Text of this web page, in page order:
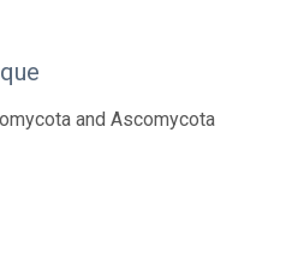
and Ascomycota